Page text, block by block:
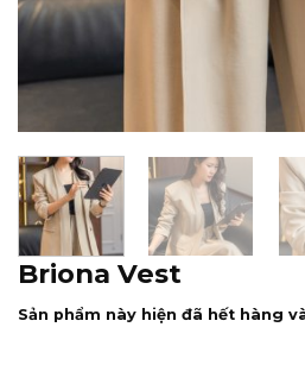
Briona Vest
Sản phẩm này hiện đã hết hàng